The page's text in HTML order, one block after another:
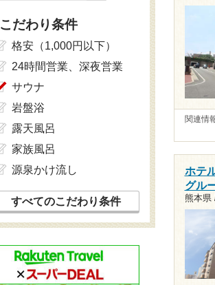
関連情
ホテ
グル
熊本県
こだわり条件
格安（1,000円以下）
24時間営業、深夜営業
サウナ
岩盤浴
露天風呂
家族風呂
源泉かけ流し
すべてのこだわり条件